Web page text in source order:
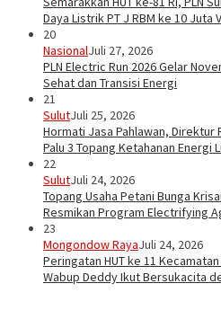
Daya Listrik PT J RBM ke 10 Juta
20
NasionalJuli 27, 2026
PLN Electric Run 2026 Gelar
Sehat dan Transisi Energi
21
SulutJuli 25, 2026
Hormati Jasa Pahlawan, Direktur
Palu 3 Topang Ketahanan Energi
22
SulutJuli 24, 2026
Topang Usaha Petani Bunga
Resmikan Program Electrifying
23
Mongondow RayaJuli 24, 2026
Peringatan HUT ke 11
Wabup Deddy Ikut Bersukacita